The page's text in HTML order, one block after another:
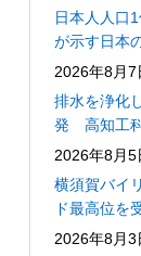
日本人人口
が示す日本
2026年8月7
排水を浄化
発 高知工
2026年8月5
横須賀バイ
ド最高位を
2026年8月3